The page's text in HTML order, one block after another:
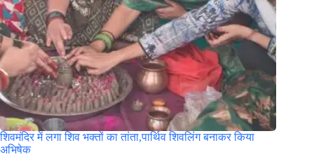
शिवमंदिर में लगा शिव भक्तों का तांता,पार्थिव शिवलिंग बनाकर किया
अभिषेक